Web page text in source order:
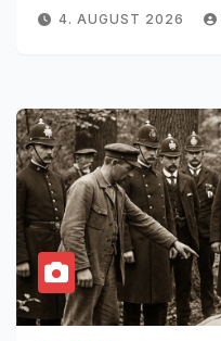
4. AUGUST 2026